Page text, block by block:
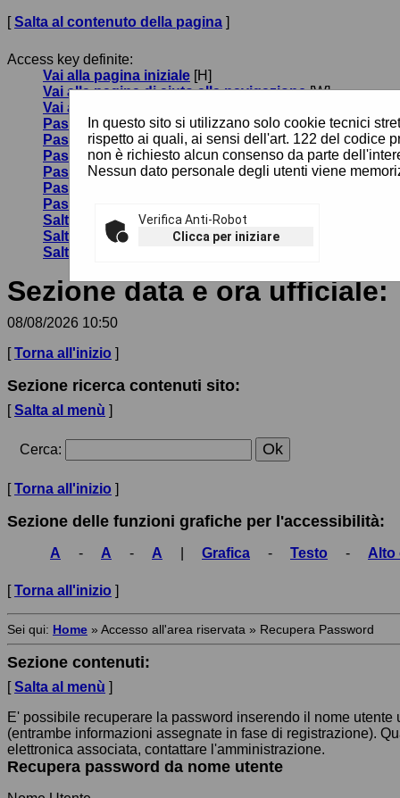
[Salta al contenuto della pagina ]
Access key definite:
Vai alla pagina iniziale [H]
Vai alla pagina di aiuto alla navigazione[W]
Vai alla mappa del sito
Passa al testo con caratteri di dimensione standard
Passa al testo con caratteri di dimensione grande[B]
Passa al testo con caratteri di dimensione molto
Passa alla visualizzazione grafica[G]
Passa alla visualizzazione solo testo
Passa alla visualizzazione in alto contrasto e solo
Salta alla ricerca di contenuti[S]
Salta al menù
Salta al contenuto della pagina
Sezione data e ora ufficiale:
08/08/2026 10:50
[Torna all'inizio ]
Sezione ricerca contenuti sito:
[Salta al menù ]
Cerca:
[Torna all'inizio ]
Sezione delle funzioni grafiche per l'accessibilità:
A - A - A Grafica - Testo - Alto
[Torna all'inizio ]
Sei qui: Home » Accesso all'area riservata » Recupera Password
In questo sito si utilizzano solo cookie tecnici
rispetto ai quali, ai sensi dell'art. 122 del codice
non è richiesto alcun consenso da parte
Nessun dato personale degli utenti viene
Verifica Anti-Robot
Clicca per iniziare
Sezione contenuti:
[Salta al menù ]
E' possibile recuperare la password inserendo il nome
(entrambe informazioni assegnate in fase di registrazione).
elettronica associata, contattare l'amministrazione.
Recupera password da nome utente